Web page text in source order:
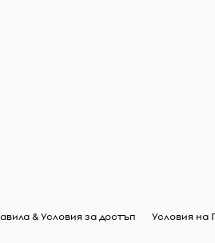
& Условия за достъп Условия на